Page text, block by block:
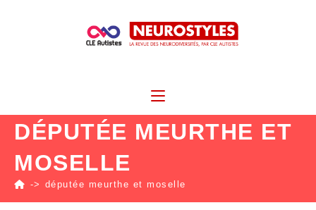
DÉPUTÉE MEURTHE ET
MOSELLE
-> députée meurthe et moselle